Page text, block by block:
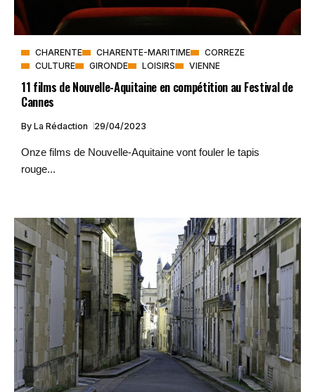
CHARENTE CHARENTE-MARITIME
CORREZE
CULTURE
GIRONDE LOISIRS VIENNE
11 films de Nouvelle-Aquitaine en compétition au Festival de
Cannes
By La Rédaction 29/04/2023
Onze films de Nouvelle-Aquitaine vont fouler le tapis
rouge...